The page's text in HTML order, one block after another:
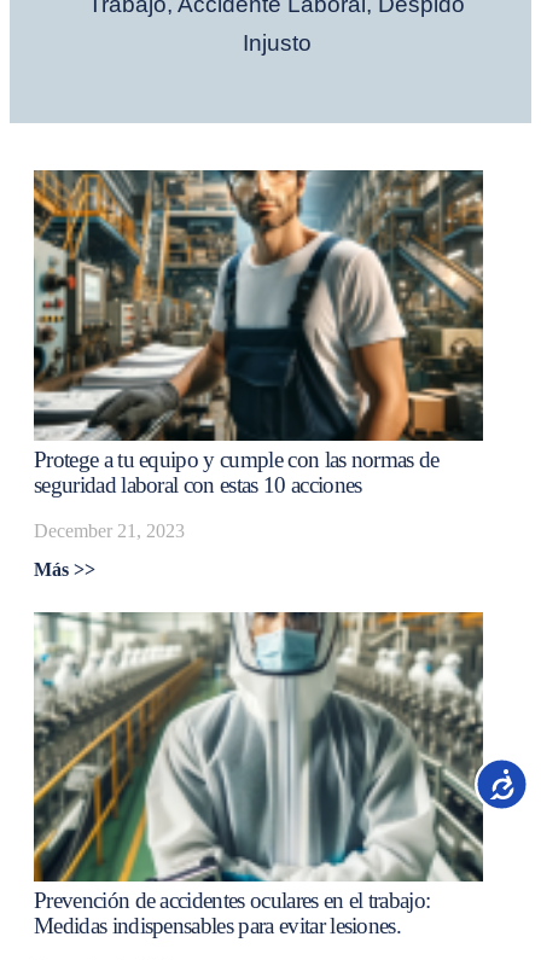
Injusto
Protege a tu equipo y cumple con las normas de
seguridad laboral con estas 10 acciones
December 21, 2023
Más >>
Prevención de accidentes oculares en el trabajo:
Medidas indispensables para evitar lesiones.